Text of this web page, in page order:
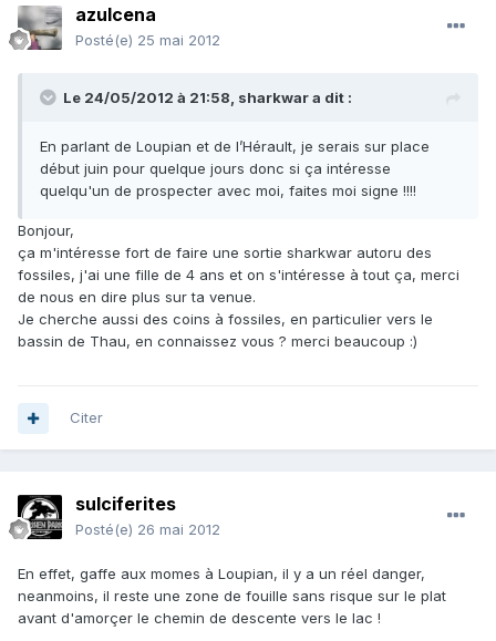
azulcena
Posté(e) 25 mai 2012
Le 24/05/2012 à 21:58, sharkwar a dit :
En parlant de Loupian et de l’Hérault, je serais sur place
début juin pour quelque jours donc si ça intéresse
quelqu'un de prospecter avec moi, faites moi signe !!!!
Bonjour,
ça m'intéresse fort de faire une sortie sharkwar autoru des
fossiles, j'ai une fille de 4 ans et on s'intéresse à tout ça, merci
de nous en dire plus sur ta venue.
Je cherche aussi des coins à fossiles, en particulier vers le
bassin de Thau, en connaissez vous ? merci beaucoup :)
Citer
sulciferites
Posté(e) 26 mai 2012
En effet, gaffe aux momes à Loupian, il y a un réel danger,
neanmoins, il reste une zone de fouille sans risque sur le plat
avant d'amorçer le chemin de descente vers le lac !